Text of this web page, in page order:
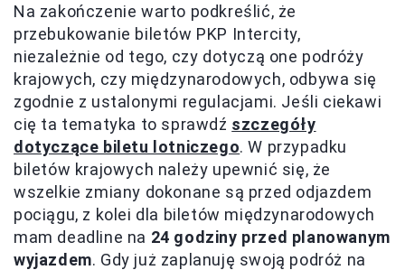
Na zakończenie warto podkreślić, że
przebukowanie biletów PKP Intercity,
niezależnie od tego, czy dotyczą one podróży
krajowych, czy międzynarodowych, odbywa się
zgodnie z ustalonymi regulacjami. Jeśli ciekawi
cię ta tematyka to sprawdź szczegóły
dotyczące biletu lotniczego. W przypadku
biletów krajowych należy upewnić się, że
wszelkie zmiany dokonane są przed odjazdem
pociągu, z kolei dla biletów międzynarodowych
mam deadline na 24 godziny przed planowanym
wyjazdem. Gdy już zaplanuję swoją podróż na